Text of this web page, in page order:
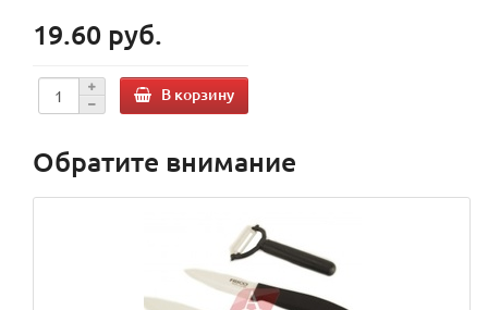
19.60 руб.
В корзину
Обратите внимание